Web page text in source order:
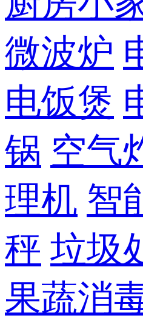
微波炉
电饭煲
锅 空气
理机 智
秤 垃圾
果蔬消